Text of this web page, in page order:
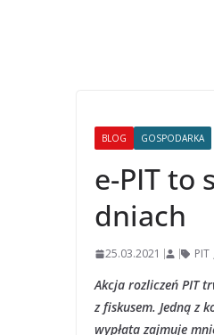
BLOG GOSPODARKA
e-PIT to
dniach
25.03.2021 PIT
Akcja rozliczeń PIT
z fiskusem. Jedną z
wypłata zajmuje